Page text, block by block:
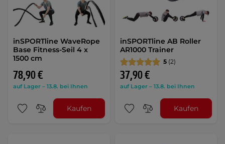
inSPORTline WaveRope
Base Fitness-Seil 4 x
1500 cm
78,90 €
auf Lager – 13.8. bei Ihnen
Kaufen
inSPORTline AB Roller
AR1000 Trainer
5 (2)
37,90 €
auf Lager – 13.8. bei Ihnen
Kaufen